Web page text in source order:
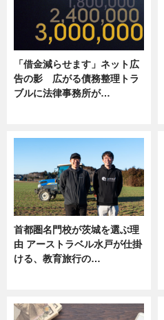
「借金減らせます」ネット広
告の影 広がる債務整理トラ
ブルに法律事務所が…
首都圏名門校が茨城を選ぶ理
由 アーストラベル水戸が仕掛
ける、教育旅行の…